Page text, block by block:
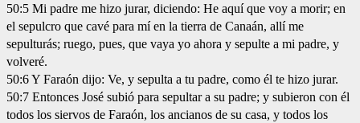
50:5 Mi padre me hizo jurar, diciendo: He aquí que voy a morir; en
el sepulcro que cavé para mí en la tierra de Canaán, allí me
sepulturás; ruego, pues, que vaya yo ahora y sepulte a mi padre, y
volveré.
50:6 Y Faraón dijo: Ve, y sepulta a tu padre, como él te hizo jurar.
50:7 Entonces José subió para sepultar a su padre; y subieron con él
todos los siervos de Faraón, los ancianos de su casa, y todos los